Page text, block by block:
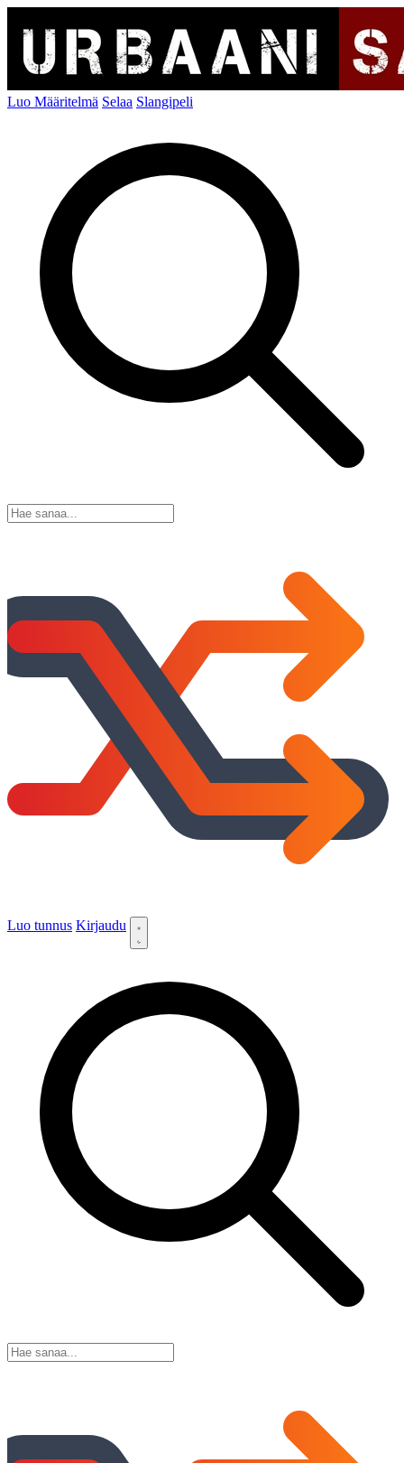
Luo Määritelmä Selaa Slangipeli
Luo tunnus Kirjaudu